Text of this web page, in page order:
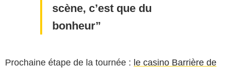
scène, c’est que du
bonheur
Prochaine étape de la tournée : le casino Barrière de